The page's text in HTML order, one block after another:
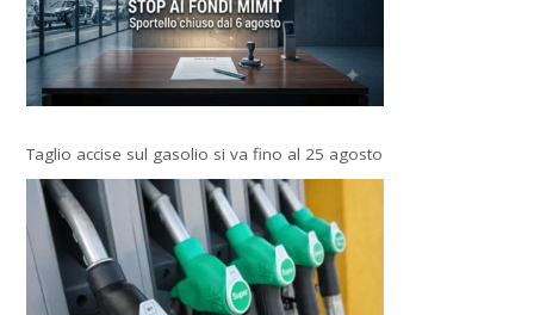
Taglio accise sul gasolio si va fino al 25 agosto